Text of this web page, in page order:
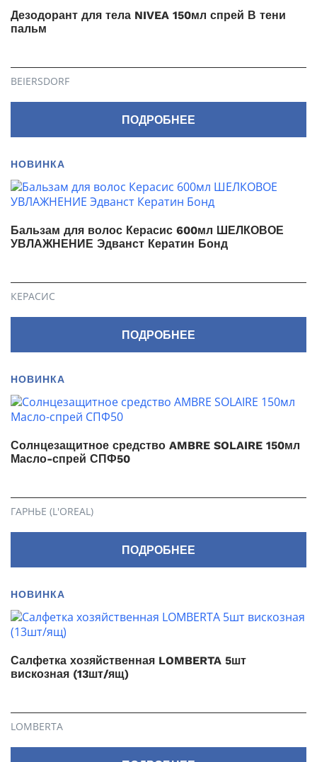
Дезодорант для тела NIVEA 150мл спрей В тени
пальм
BEIERSDORF
ПОДРОБНЕЕ
НОВИНКА
Бальзам для волос Керасис 600мл ШЕЛКОВОЕ
УВЛАЖНЕНИЕ Эдванст Кератин Бонд
КЕРАСИС
ПОДРОБНЕЕ
НОВИНКА
Солнцезащитное средство AMBRE SOLAIRE 150мл
Масло-спрей СПФ50
ГАРНЬЕ (L'OREAL)
ПОДРОБНЕЕ
НОВИНКА
Салфетка хозяйственная LOMBERTA 5шт
вискозная (13шт/ящ)
LOMBERTA